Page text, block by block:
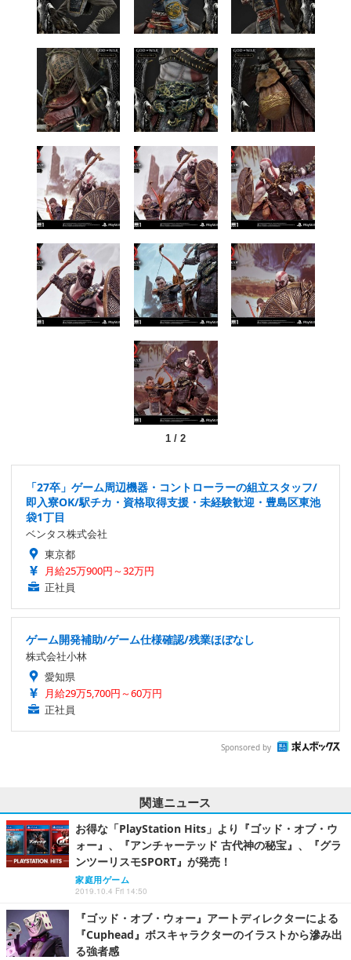
1/ 2
「27卒」ゲーム周辺機器・コントローラーの組立スタッフ/
即入寮OK/駅チカ・資格取得支援・未経験歓迎・豊島区東池
袋1丁目
ベンタス株式会社
東京都
月給25万900円～32万円
正社員
ゲーム開発補助/ゲーム仕様確認/残業ほぼなし
株式会社小林
愛知県
月給29万5,700円～60万円
正社員
Sponsored by
関連ニュース
お得な「PlayStation Hits」より『ゴッド・オブ・ウ
ォー』、『アンチャーテッド 古代神の秘宝』、『グラ
ンツーリスモSPORT』が発売！
家庭用ゲーム
2019.10.4 Fri 14:50
『ゴッド・オブ・ウォー』アートディレクターによる
『Cuphead』ボスキャラクターのイラストから滲み出
る強者感